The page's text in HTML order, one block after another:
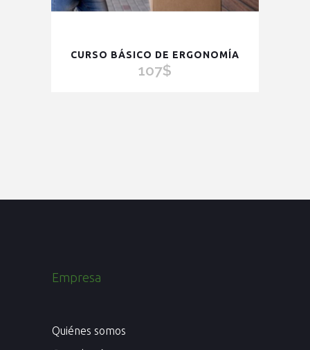
CURSO BÁSICO DE ERGONOMÍA
107$
Empresa
Quiénes somos